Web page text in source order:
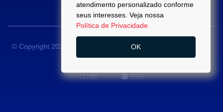
corretores.
© Copyright 2022 - Di Palma Campos -CRECI 22889-J
os direitos reservados.
atendimento personalizado conforme
seus interesses. Veja nossa
Política de Privacidade.
OK